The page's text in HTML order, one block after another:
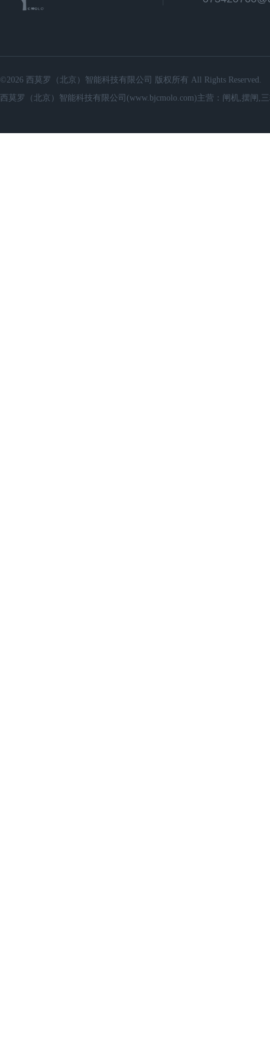
©2026 西莫罗（北京）智能科技有限公司 版权所有 All Rights Reserved.
西莫罗（北京）智能科技有限公司(www.bjcmolo.com)主营：闸机,摆闸,